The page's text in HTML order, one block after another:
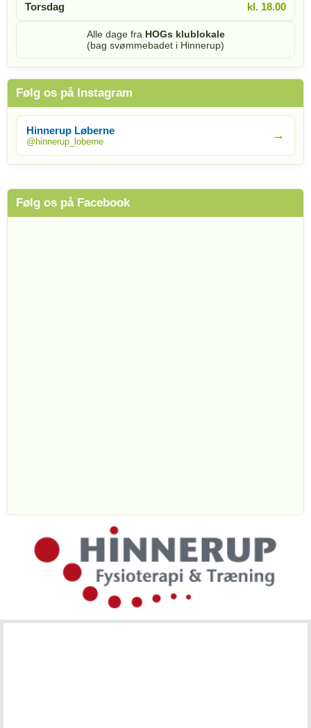
Torsdag kl. 18.00
Alle dage fra HOGs klublokale
(bag svømmebadet i Hinnerup)
Følg os på Instagram
Hinnerup Løberne
@hinnerup_loberne →
Følg os på Facebook